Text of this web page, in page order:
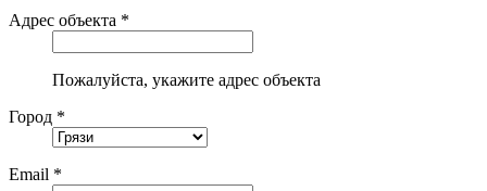
Адрес объекта *
Пожалуйста, укажите адрес объекта
Город *
Email *